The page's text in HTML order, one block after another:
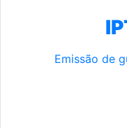
Emissão de